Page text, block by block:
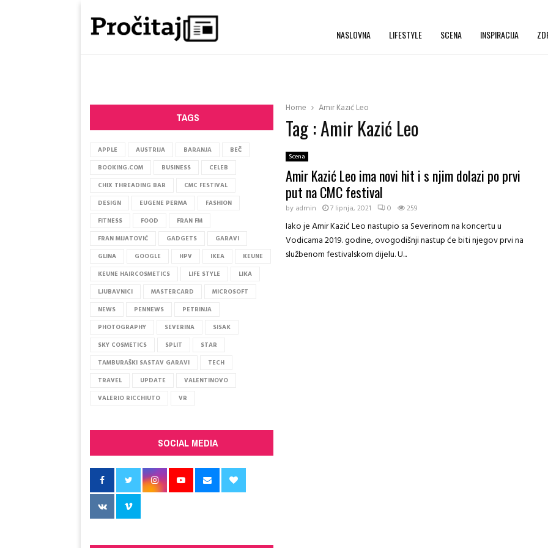
NASLOVNA LIFESTYLE SCENA INSPIRACIJA
Home Amir Kazić Leo
Tag : Amir Kazić Leo
Scena
Amir Kazić Leo ima novi hit i s njim dolazi po prvi
put na CMC festival
by admin 7 lipnja, 2021 0 259
Iako je Amir Kazić Leo nastupio sa Severinom na koncertu u
Vodicama 2019. godine, ovogodišnji nastup će biti njegov prvi na
službenom festivalskom dijelu. U...
TAGS
APPLE AUSTRIJA BARANJA
BEČ
BOOKING.COM
BUSINESS
CELEB
CHIX THREADING BAR
CMC FESTIVAL
DESIGN
EUGENE PERMA
FASHION
FITNESS
FOOD
FRAN FM
FRAN MIJATOVIĆ
GADGETS
GARAVI
GLINA
GOOGLE HPV IKEA
KEUNE
KEUNE HAIRCOSMETICS
LIFE STYLE
LIKA
LJUBAVNICI
MASTERCARD
MICROSOFT
NEWS
PENNEWS
PETRINJA
PHOTOGRAPHY
SEVERINA
SISAK
SKY COSMETICS
SPLIT
STAR
TAMBURAŠKI SASTAV GARAVI
TECH
TRAVEL
UPDATE
VALENTINOVO
VALERIO RICCHIUTO
VR
SOCIAL MEDIA